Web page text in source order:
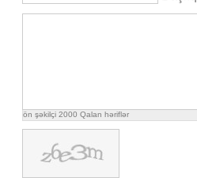
ön şəkilçi 2000 Qalan həriflər